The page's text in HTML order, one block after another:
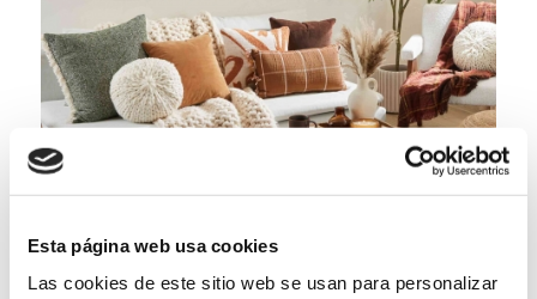
Esta página web usa cookies
Las cookies de este sitio web se usan para personalizar
incorporarlos en tus materiales textiles. Los
objetos favoritos para dar este toque suelen ser